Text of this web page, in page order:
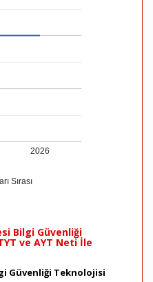
Sırası
2026
Bilgi Güvenliği
ve AYT Neti İle
Güvenliği Teknolojisi